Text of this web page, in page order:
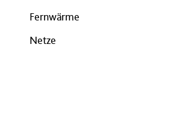
Fernwärme
Netze